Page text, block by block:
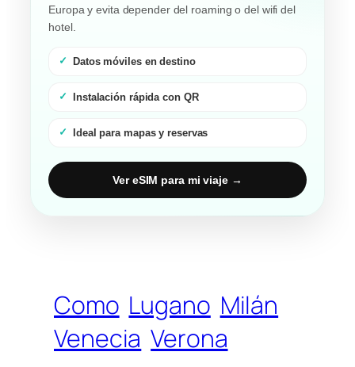
Europa y evita depender del roaming o del wifi del
hotel.
Datos móviles en destino
Instalación rápida con QR
Ideal para mapas y reservas
Ver eSIM para mi viaje →
Como Lugano Milán
Venecia Verona